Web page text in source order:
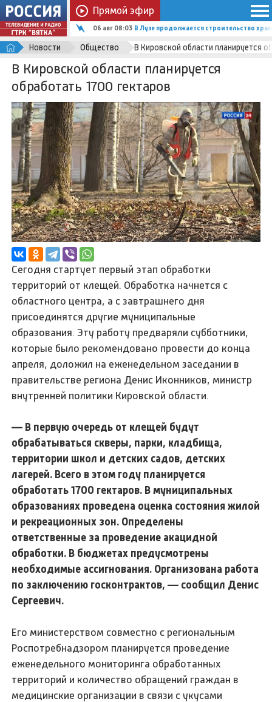
Прямой эфир
06 авг 08:03 В Лузе продолжается строительство
Новости Общество В Кировской области планируется
В Кировской области планируется
обработать 1700 гектаров
Сегодня стартует первый этап обработки
территорий от клещей. Обработка начнется с
областного центра, а с завтрашнего дня
присоединятся другие муниципальные
образования. Эту работу предваряли субботники,
которые было рекомендовано провести до конца
апреля, доложил на еженедельном заседании в
правительстве региона Денис Иконников, министр
внутренней политики Кировской области.
— В первую очередь от клещей будут
обрабатываться скверы, парки, кладбища,
территории школ и детских садов, детских
лагерей. Всего в этом году планируется
обработать 1700 гектаров. В муниципальных
образованиях проведена оценка состояния жилой
и рекреационных зон. Определены
ответственные за проведение акацидной
обработки. В бюджетах предусмотрены
необходимые ассигнования. Организована работа
по заключению госконтрактов, — сообщил Денис
Сергеевич.
Его министерством совместно с региональным
Роспотребнадзором планируется проведение
еженедельного мониторинга обработанных
территорий и количество обращений граждан в
медицинские организации в связи с укусами